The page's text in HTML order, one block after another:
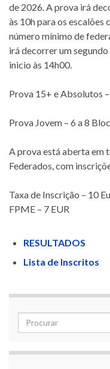
de 2026. A prova irá
às 10h para os escalões
número mínimo de
irá decorrer um
inicio às 14h00.
Prova 15+ e Absolutos
Prova Jovem – 6 a 8
A prova está aberta em
Federados, com
Taxa de Inscrição – 10
FPME – 7 EUR
RESULTADOS
Lista de Inscritos